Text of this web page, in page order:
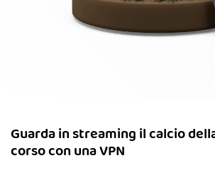
Guarda in streaming il calcio
corso con una VPN